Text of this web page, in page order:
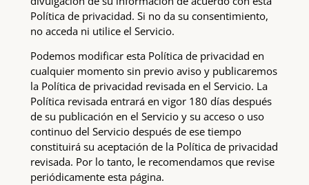
Política de privacidad. Si no da su consentimiento,
no acceda ni utilice el Servicio.
Podemos modificar esta Política de privacidad en
cualquier momento sin previo aviso y publicaremos
la Política de privacidad revisada en el Servicio. La
Política revisada entrará en vigor 180 días después
de su publicación en el Servicio y su acceso o uso
continuo del Servicio después de ese tiempo
constituirá su aceptación de la Política de privacidad
revisada. Por lo tanto, le recomendamos que revise
periódicamente esta página.